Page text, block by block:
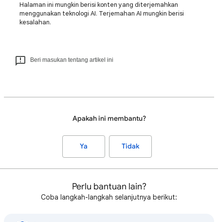
Halaman ini mungkin berisi konten yang diterjemahkan
menggunakan teknologi AI. Terjemahan AI mungkin berisi
kesalahan.
Beri masukan tentang artikel ini
Apakah ini membantu?
Ya Tidak
Perlu bantuan lain?
Coba langkah-langkah selanjutnya berikut: